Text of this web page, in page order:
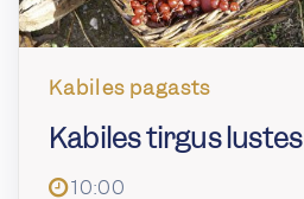
Kabiles pagasts
Kabiles tirgus lustes
10:00